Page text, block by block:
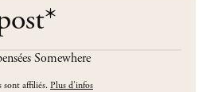
*
Somewhere
sont affiliés. Plus d'infos